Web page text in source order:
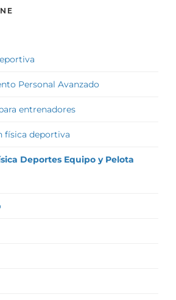
Personal Avanzado
entrenadores
física deportiva
Deportes Equipo y Pelota